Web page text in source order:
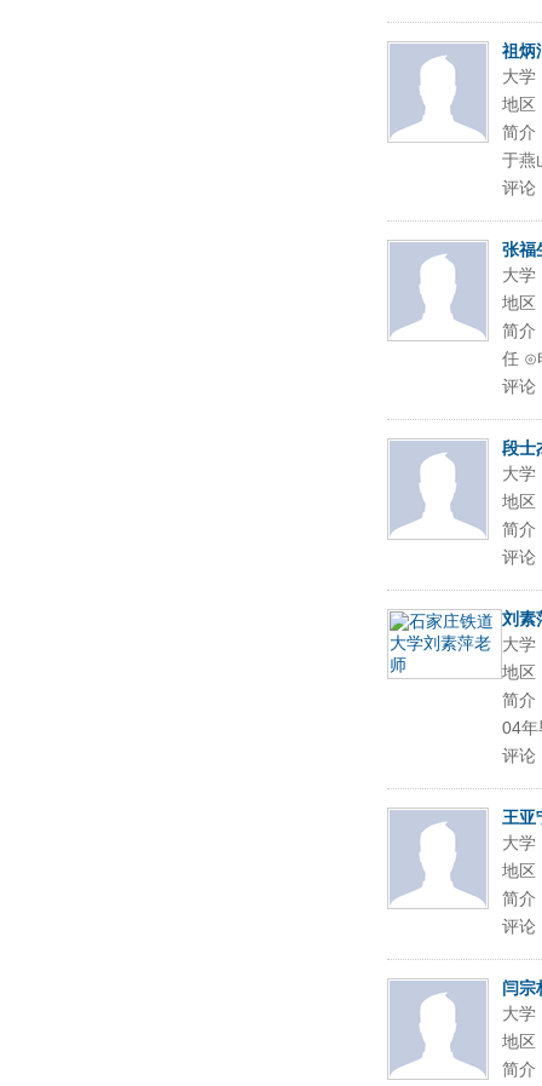
祖炳
大学
地区
简介
于燕
评论
张福
大学
地区
简介
任 ⊙
评论
段士
大学
地区
简介
评论
刘素
大学
地区
简介
04年
评论
王亚
大学
地区
简介
评论
闫宗
大学
地区
简介